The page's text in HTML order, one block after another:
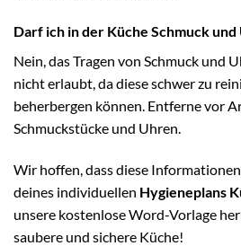
Darf ich in der Küche Schmuck
Nein, das Tragen von Schmuck und
nicht erlaubt, da diese schwer zu
beherbergen können. Entferne vor
Schmuckstücke und Uhren.
Wir hoffen, dass diese
deines individuellen Hygieneplans
unsere kostenlose Word-Vorlage
saubere und sichere Küche!